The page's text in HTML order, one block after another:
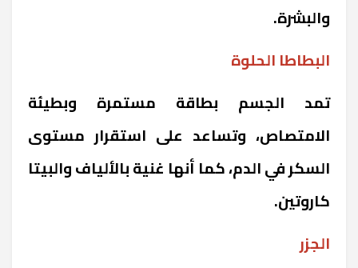
والبشرة.
البطاطا الحلوة
تمد الجسم بطاقة مستمرة وبطيئة
الامتصاص، وتساعد على استقرار مستوى
السكر في الدم، كما أنها غنية بالألياف والبيتا
كاروتين.
الجزر